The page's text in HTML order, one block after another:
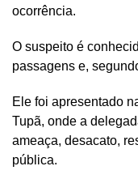
ocorrência.
O suspeito é
passagens e,
Ele foi apresentado
Tupã, onde a
ameaça, desacato,
pública.